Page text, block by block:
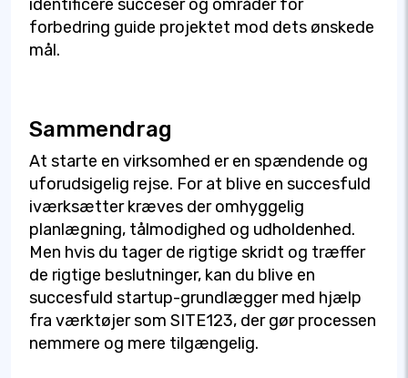
identificere succeser og områder for
forbedring guide projektet mod dets ønskede
mål.
Sammendrag
At starte en virksomhed er en spændende og
uforudsigelig rejse. For at blive en succesfuld
iværksætter kræves der omhyggelig
planlægning, tålmodighed og udholdenhed.
Men hvis du tager de rigtige skridt og træffer
de rigtige beslutninger, kan du blive en
succesfuld startup-grundlægger med hjælp
fra værktøjer som SITE123, der gør processen
nemmere og mere tilgængelig.